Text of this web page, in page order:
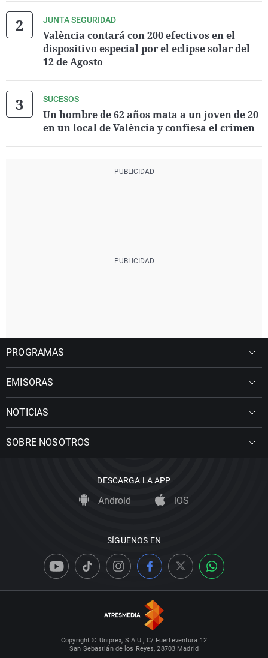
JUNTA SEGURIDAD
València contará con 200 efectivos en el
dispositivo especial por el eclipse solar del
12 de Agosto
SUCESOS
Un hombre de 62 años mata a un joven de 20
en un local de València y confiesa el crimen
PROGRAMAS
EMISORAS
NOTICIAS
SOBRE NOSOTROS
DESCARGA LA APP
Android iOS
SÍGUENOS EN
Copyright © Uniprex, S.A.U., C/ Fuerteventura 12
San Sebastián de los Reyes, 28703 Madrid